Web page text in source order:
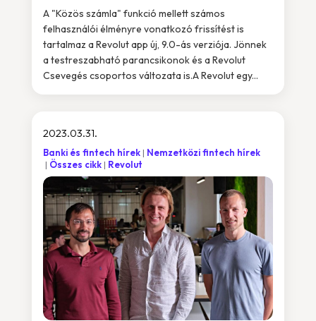
A "Közös számla" funkció mellett számos
felhasználói élményre vonatkozó frissítést is
tartalmaz a Revolut app új, 9.0-ás verziója. Jönnek
a testreszabható parancsikonok és a Revolut
Csevegés csoportos változata is.A Revolut egy...
2023.03.31.
Banki és fintech hírek
Nemzetközi fintech hírek
Összes cikk
Revolut